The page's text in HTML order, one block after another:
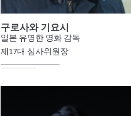
구로사와 기요시
일본 유명한 영화 감독
제17대 심사위원장